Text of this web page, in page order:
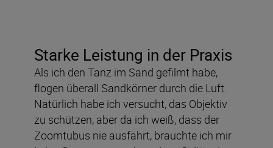
Starke Leistung in der Praxis
Als ich den Tanz im Sand gefilmt habe,
flogen überall Sandkörner durch die Luft.
Natürlich habe ich versucht, das Objektiv
zu schützen, aber da ich weiß, dass der
Zoomtubus nie ausfährt, brauchte ich mir